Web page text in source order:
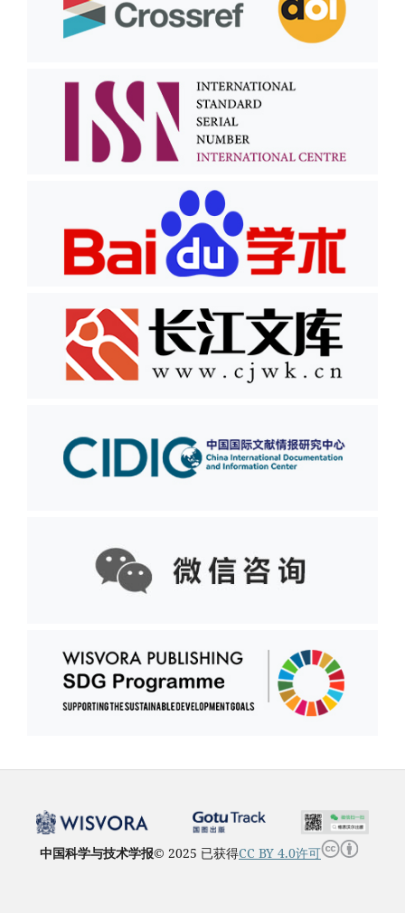
中国科学与技术学报© 2025 已获得CC BY 4.0许可